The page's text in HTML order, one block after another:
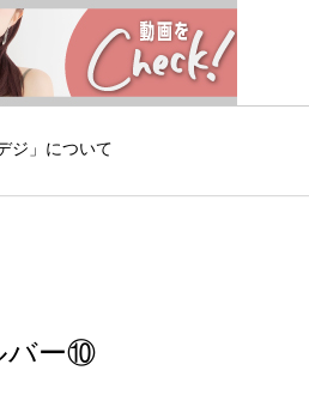
ジ」について
バー⑩